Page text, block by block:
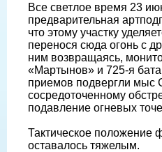
Все светлое время 23
предварительная
что этому участку
перенося сюда огонь с
ним возвращаясь,
«Мартынов» и 725-я
приемов подвергли мыс
сосредоточенному
подавление огневых
Тактическое положение
оставалось тяжелым.